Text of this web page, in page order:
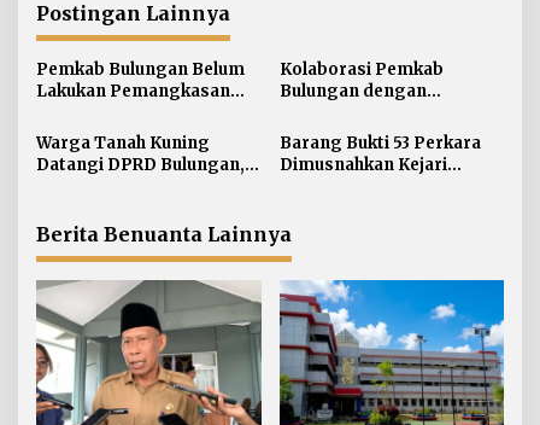
a
s
i
p
o
s
Postingan Lainnya
Pemkab Bulungan Belum
Lakukan Pemangkasan
Ada Arahan Pusat
Kolaborasi Pemkab
Bulungan dengan
Desa/Kelurahan Satu
Sarjana
Warga Tanah Kuning
Datangi DPRD Bulungan,
Diselesaikan
Barang Bukti 53 Perkara
Dimusnahkan Kejari
Berita Benuanta Lainnya